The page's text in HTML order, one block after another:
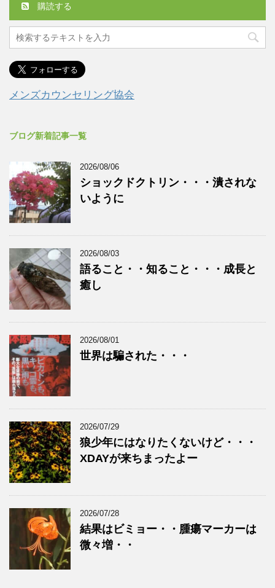
購読する
メンズカウンセリング協会
ブログ新着記事一覧
2026/08/06
ショックドクトリン・・・潰されな
いように
2026/08/03
語ること・・知ること・・・成長と
癒し
2026/08/01
世界は騙された・・・
2026/07/29
狼少年にはなりたくないけど・・・
XDAYが来ちまったよー
2026/07/28
結果はビミョー・・腫瘍マーカーは
微々増・・